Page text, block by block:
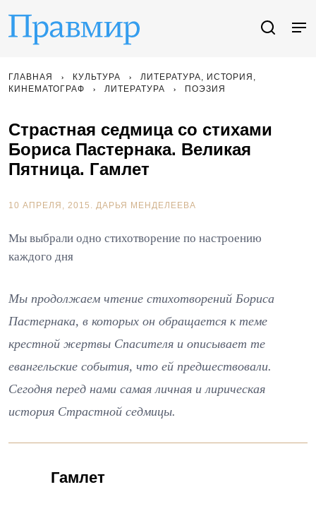
ГЛАВНАЯ КУЛЬТУРА
ЛИТЕРАТУРА, ИСТОРИЯ,
КИНЕМАТОГРАФ
ЛИТЕРАТУРА ПОЭЗИЯ
Страстная седмица со стихами
Бориса Пастернака. Великая
Пятница. Гамлет
10 АПРЕЛЯ, 2015. ДАРЬЯ МЕНДЕЛЕЕВА
Мы выбрали одно стихотворение по настроению
каждого дня
Мы продолжаем чтение стихотворений Бориса
Пастернака, в которых он обращается к теме
крестной жертвы Спасителя и описывает те
евангельские события, что ей предшествовали.
Сегодня перед нами самая личная и лирическая
история Страстной седмицы.
Гамлет